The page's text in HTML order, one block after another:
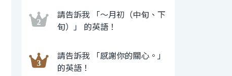
請告訴我 「〜月初（中旬、下
旬）」 的英語！
請告訴我 「感謝你的關心。」
的英語！